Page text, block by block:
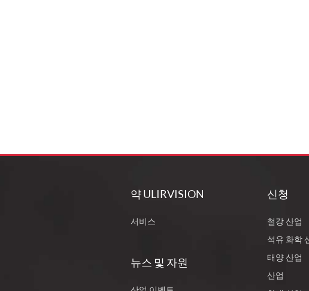
약 ULIRVISION
서비스
뉴스 및 자원
신청
철강 산업
석유 화학
태양 산업
산업